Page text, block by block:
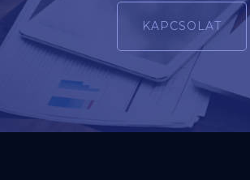
KAPCSOLAT